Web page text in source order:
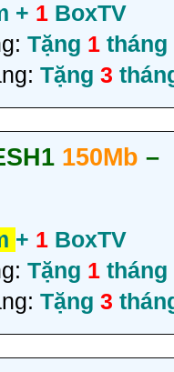
+ 1 BoxTV
Tặng 1 tháng
Tặng 3
150Mb –
+ 1 BoxTV
Tặng 1 tháng
Tặng 3